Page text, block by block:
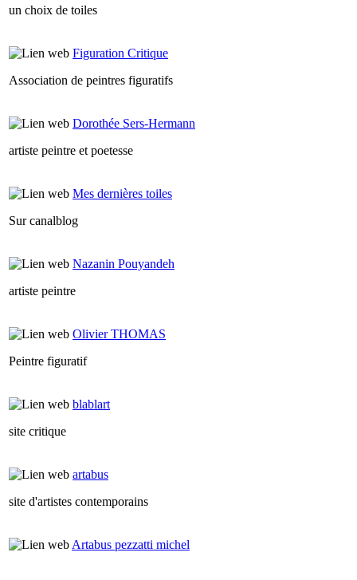
un choix de toiles
Figuration Critique
Association de peintres figuratifs
Dorothée Sers-Hermann
artiste peintre et poetesse
Mes dernières toiles
Sur canalblog
Nazanin Pouyandeh
artiste peintre
Olivier THOMAS
Peintre figuratif
blablart
site critique
artabus
site d'artistes contemporains
Artabus pezzatti michel